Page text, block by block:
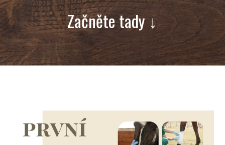
Začněte tady ↓
přehrávač